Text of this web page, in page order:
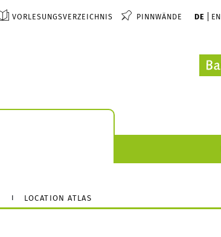
VORLESUNGSVERZEICHNIS PINNWÄNDE DE EN
LOCATION ATLAS